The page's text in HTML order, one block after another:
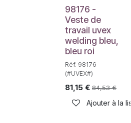
98176 -
Veste de
travail uvex
welding bleu,
bleu roi
Réf. 98176
(#UVEX#)
81,15 € 84,53€
Ajouter à la